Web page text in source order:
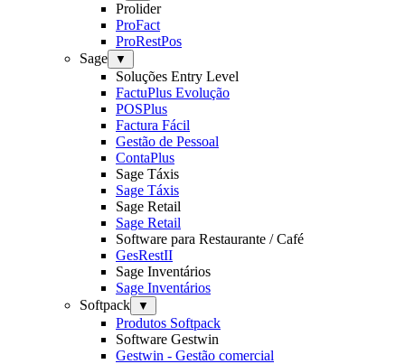
Prolider
ProFact
ProRestPos
Sage
▼
Soluções Entry Level
FactuPlus Evolução
POSPlus
Factura Fácil
Gestão de Pessoal
ContaPlus
Sage Táxis
Sage Táxis
Sage Retail
Sage Retail
Software para Restaurante / Café
GesRestII
Sage Inventários
Sage Inventários
Softpack
▼
Produtos Softpack
Software Gestwin
Gestwin - Gestão comercial